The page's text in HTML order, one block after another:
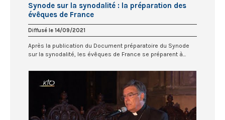
Synode sur la synodalité : la préparation des
évêques de France
Diffusé le 14/09/2021
Après la publication du Document préparatoire du Synode
sur la synodalité, les évêques de France se préparent à...